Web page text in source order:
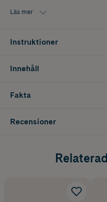
Läs mer
Instruktioner
Innehåll
Fakta
Recensioner